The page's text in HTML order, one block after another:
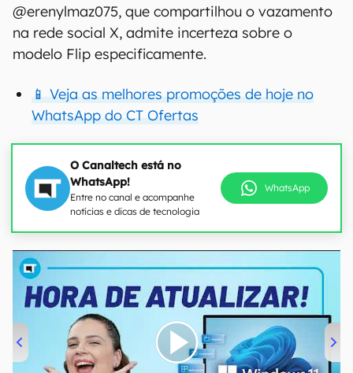
@erenylmaz075, que compartilhou o vazamento
na rede social X, admite incerteza sobre o
modelo Flip especificamente.
📱 Veja as melhores promoções de hoje no
WhatsApp do CT Ofertas
O Canaltech está no
WhatsApp!
Entre no canal e acompanhe
notícias e dicas de tecnologia
WhatsApp